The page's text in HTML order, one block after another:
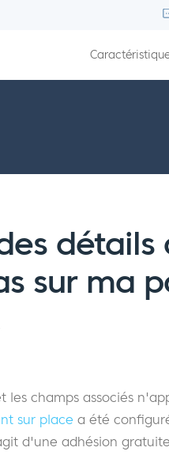
sur ma
les champs associés
sur place a été
d'une adhésion